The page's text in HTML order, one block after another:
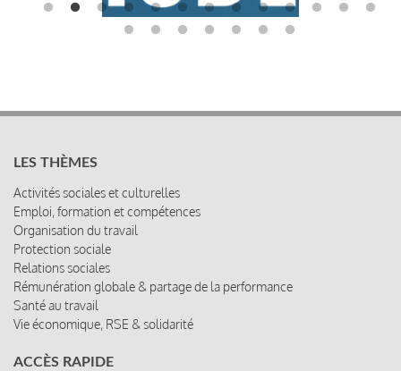
LES THÈMES
Activités sociales et culturelles
Emploi, formation et compétences
Organisation du travail
Protection sociale
Relations sociales
Rémunération globale & partage de la performance
Santé au travail
Vie économique, RSE & solidarité
ACCÈS RAPIDE